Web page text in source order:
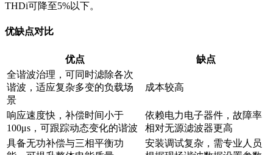
THDi可降至5%以下。
优缺点对比
优点
缺点
全谐波治理，可同时滤除各次
谐波，适应复杂多变的负载场
景
成本较高
响应速度快，补偿时间小于
100μs，可跟踪动态变化的谐波
依赖电力电子器件，故障率
相对无源滤波器更高
具备无功补偿与三相平衡功
安装调试复杂，需专业人员